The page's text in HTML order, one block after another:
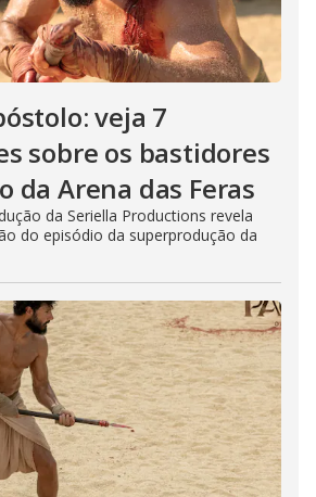
veja 7
sobre os bastidores
da Arena das Feras
da Seriella Productions revela
do episódio da superprodução da